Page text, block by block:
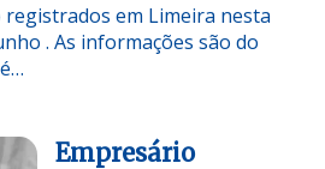
em Limeira nesta
. As informações são do
Empresário